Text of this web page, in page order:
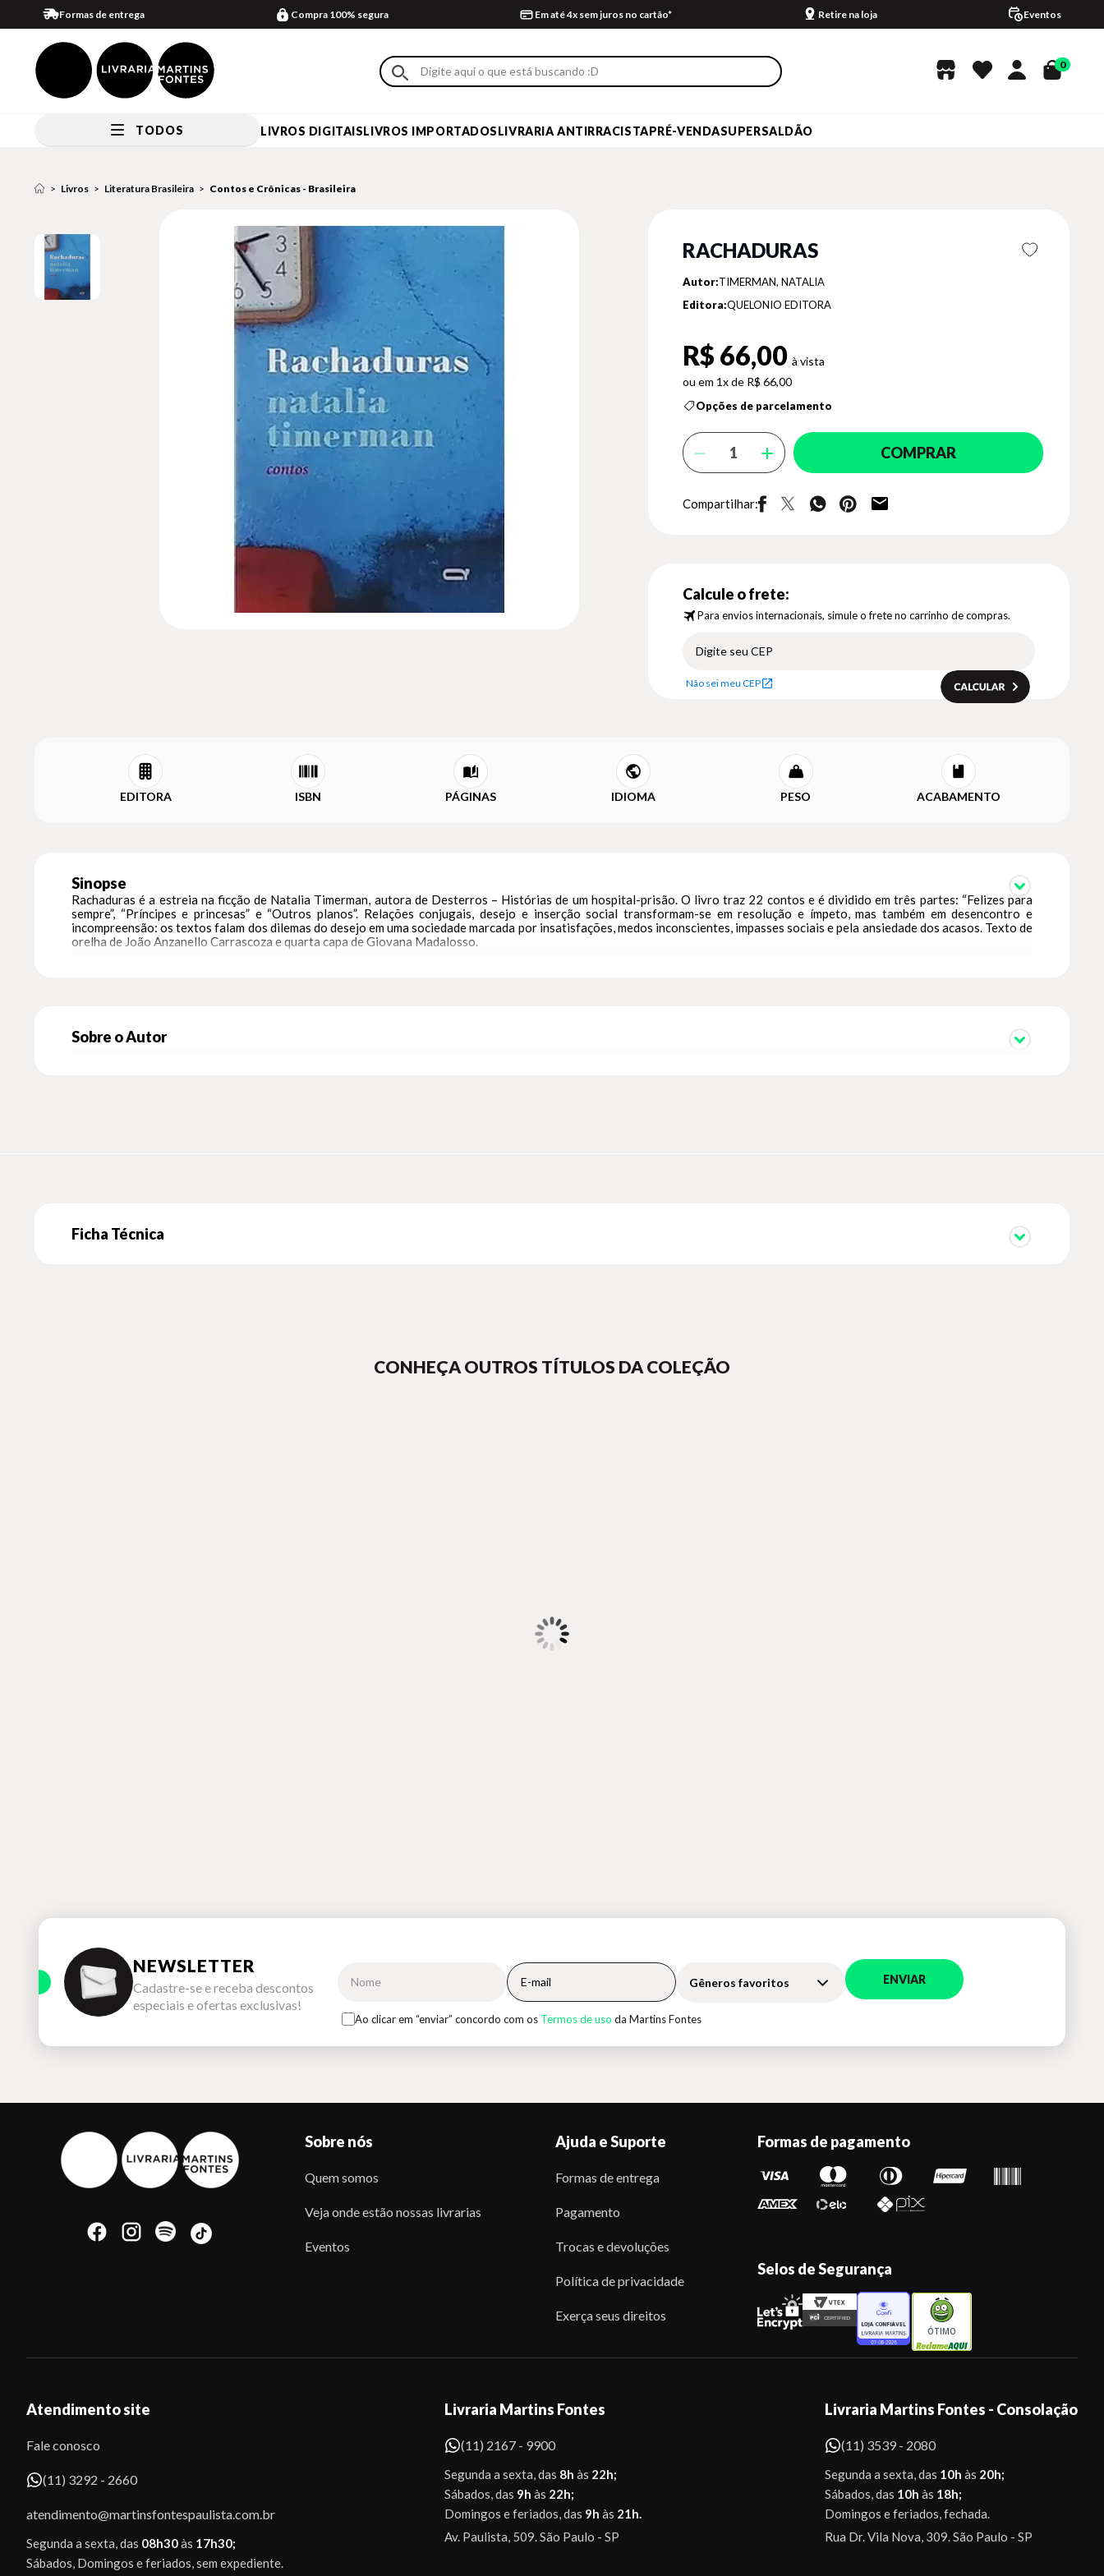
Formas de entrega Compra 100% segura Em até 4x sem juros no cartão* Retire na loja Eventos
0
TODOS LIVROS DIGITAISLIVROS IMPORTADOSLIVRARIA ANTIRRACISTAPRÉ-VENDASUPERSALDÃO
Livros Literatura Brasileira Contos e Crônicas - Brasileira
RACHADURAS
Autor:TIMERMAN, NATALIA
Editora:QUELONIO EDITORA
R$ 66,00
1x de R$ 66,00
Opções de parcelamento
COMPRAR
Compartilhar:
Calcule o frete:
Para envios internacionais, simule o frete no carrinho de compras.
Não sei meu CEP
EDITORA ISBN PÁGINAS IDIOMA PESO ACABAMENTO
Sinopse
Rachaduras é a estreia na ficção de Natalia Timerman, autora de Desterros – Histórias de um hospital-prisão. O livro traz 22 contos e é dividido em três partes: “Felizes para
sempre”, “Príncipes e princesas” e “Outros planos”. Relações conjugais, desejo e inserção social transformam-se em resolução e ímpeto, mas também em desencontro e
incompreensão: os textos falam dos dilemas do desejo em uma sociedade marcada por insatisfações, medos inconscientes, impasses sociais e pela ansiedade dos acasos. Texto de
orelha de João Anzanello Carrascoza e quarta capa de Giovana Madalosso.
Sobre o Autor
Ficha Técnica
CONHEÇA OUTROS TÍTULOS DA COLEÇÃO
NEWSLETTER
Cadastre-se e receba descontos
especiais e ofertas exclusivas!
Gêneros favoritos ENVIAR
Ao clicar em “enviar” concordo com os Termos de uso da Martins Fontes
Sobre nós
Quem somos
Veja onde estão nossas livrarias
Eventos
Ajuda e Suporte
Formas de entrega
Pagamento
Trocas e devoluções
Política de privacidade
Exerça seus direitos
Formas de pagamento
Selos de Segurança
ÓTIMO
Atendimento site
Fale conosco
(11) 3292 - 2660
atendimento@martinsfontespaulista.com.br
Segunda a sexta, das 08h30às 17h30;
Sábados, Domingos e feriados, sem expediente.
Livraria Martins Fontes
(11) 2167 - 9900
Segunda a sexta, das 8h às 22h;
Sábados, das 9h às 22h;
Domingos e feriados, das 9h às 21h.
Av. Paulista, 509. São Paulo - SP
Livraria Martins Fontes - Consolação
(11) 3539 - 2080
Segunda a sexta, das 10h às 20h;
Sábados, das 10h às 18h;
Domingos e feriados, fechada.
Rua Dr. Vila Nova, 309. São Paulo - SP